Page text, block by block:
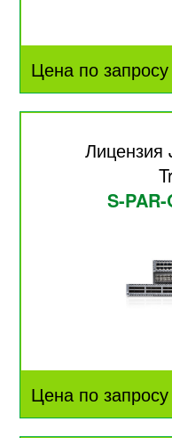
Цена по запросу
Лицензия
S-
Цена по запросу